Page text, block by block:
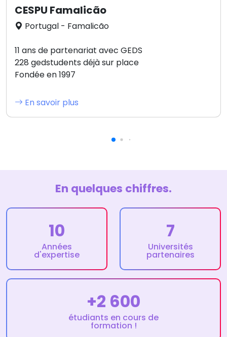
CESPU Famalicão
Portugal - Famalicão
11 ans de partenariat avec GEDS
228 gedstudents déjà sur place
Fondée en 1997
En savoir plus
En quelques chiffres.
10
Années
d'expertise
7
Universités
partenaires
+2 600
étudiants en cours de
formation !